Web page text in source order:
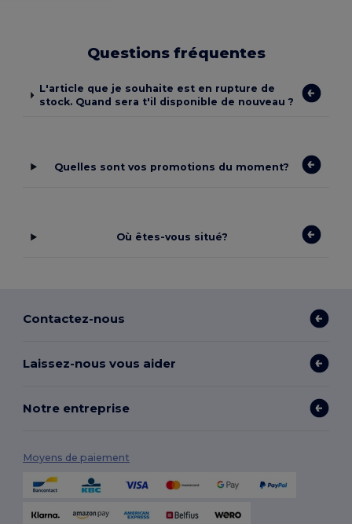
Questions fréquentes
L'article que je souhaite est en rupture de
stock. Quand sera t'il disponible de nouveau ?
Quelles sont vos promotions du moment?
Où êtes-vous situé?
Contactez-nous
Laissez-nous vous aider
Notre entreprise
Moyens de paiement